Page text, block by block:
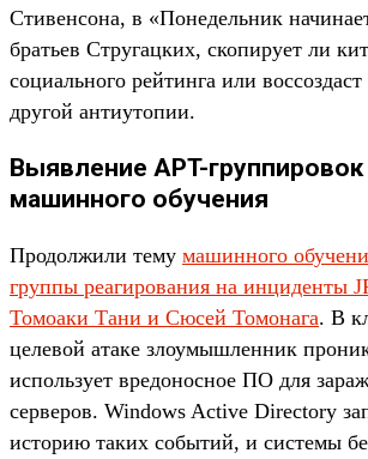
Стивенсона, в «Понедельник
братьев Стругацких, скопирует ли
социального рейтинга или
другой антиутопии.
Выявление APT-
машинного обучения
Продолжили тему машинного
группы реагирования на инциденты
Томоаки Тани и Сюсей Томонага. В
целевой атаке злоумышленник
использует вредоносное ПО для
серверов. Windows Active Directory
историю таких событий, и системы